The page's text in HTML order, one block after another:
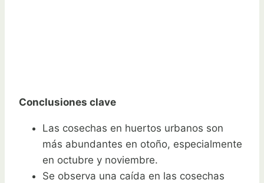
Conclusiones clave
Las cosechas en huertos urbanos son
más abundantes en otoño, especialmente
en octubre y noviembre.
Se observa una caída en las cosechas